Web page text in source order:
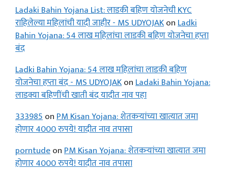
Ladaki Bahin Yojana List: लाडकी बहिण योजनेची KYC
राहिलेल्या महिलांची यादी जाहीर - MS UDYOJAKonLadki
Bahin Yojana: 54 लाख महिलांचा लाडकी बहिण योजनेचा हप्ता
बंद
Ladki Bahin Yojana: 54 लाख महिलांचा लाडकी बहिण
योजनेचा हप्ता बंद - MS UDYOJAKonLadaki Bahin Yojana:
लाडक्या बहिणींची खाती बंद यादीत नाव पहा
333985onPM Kisan Yojana: शेतकऱ्यांच्या खात्यात जमा
होणार 4000 रुपये! यादीत नाव तपासा
porntudeonPM Kisan Yojana: शेतकऱ्यांच्या खात्यात जमा
होणार 4000 रुपये! यादीत नाव तपासा